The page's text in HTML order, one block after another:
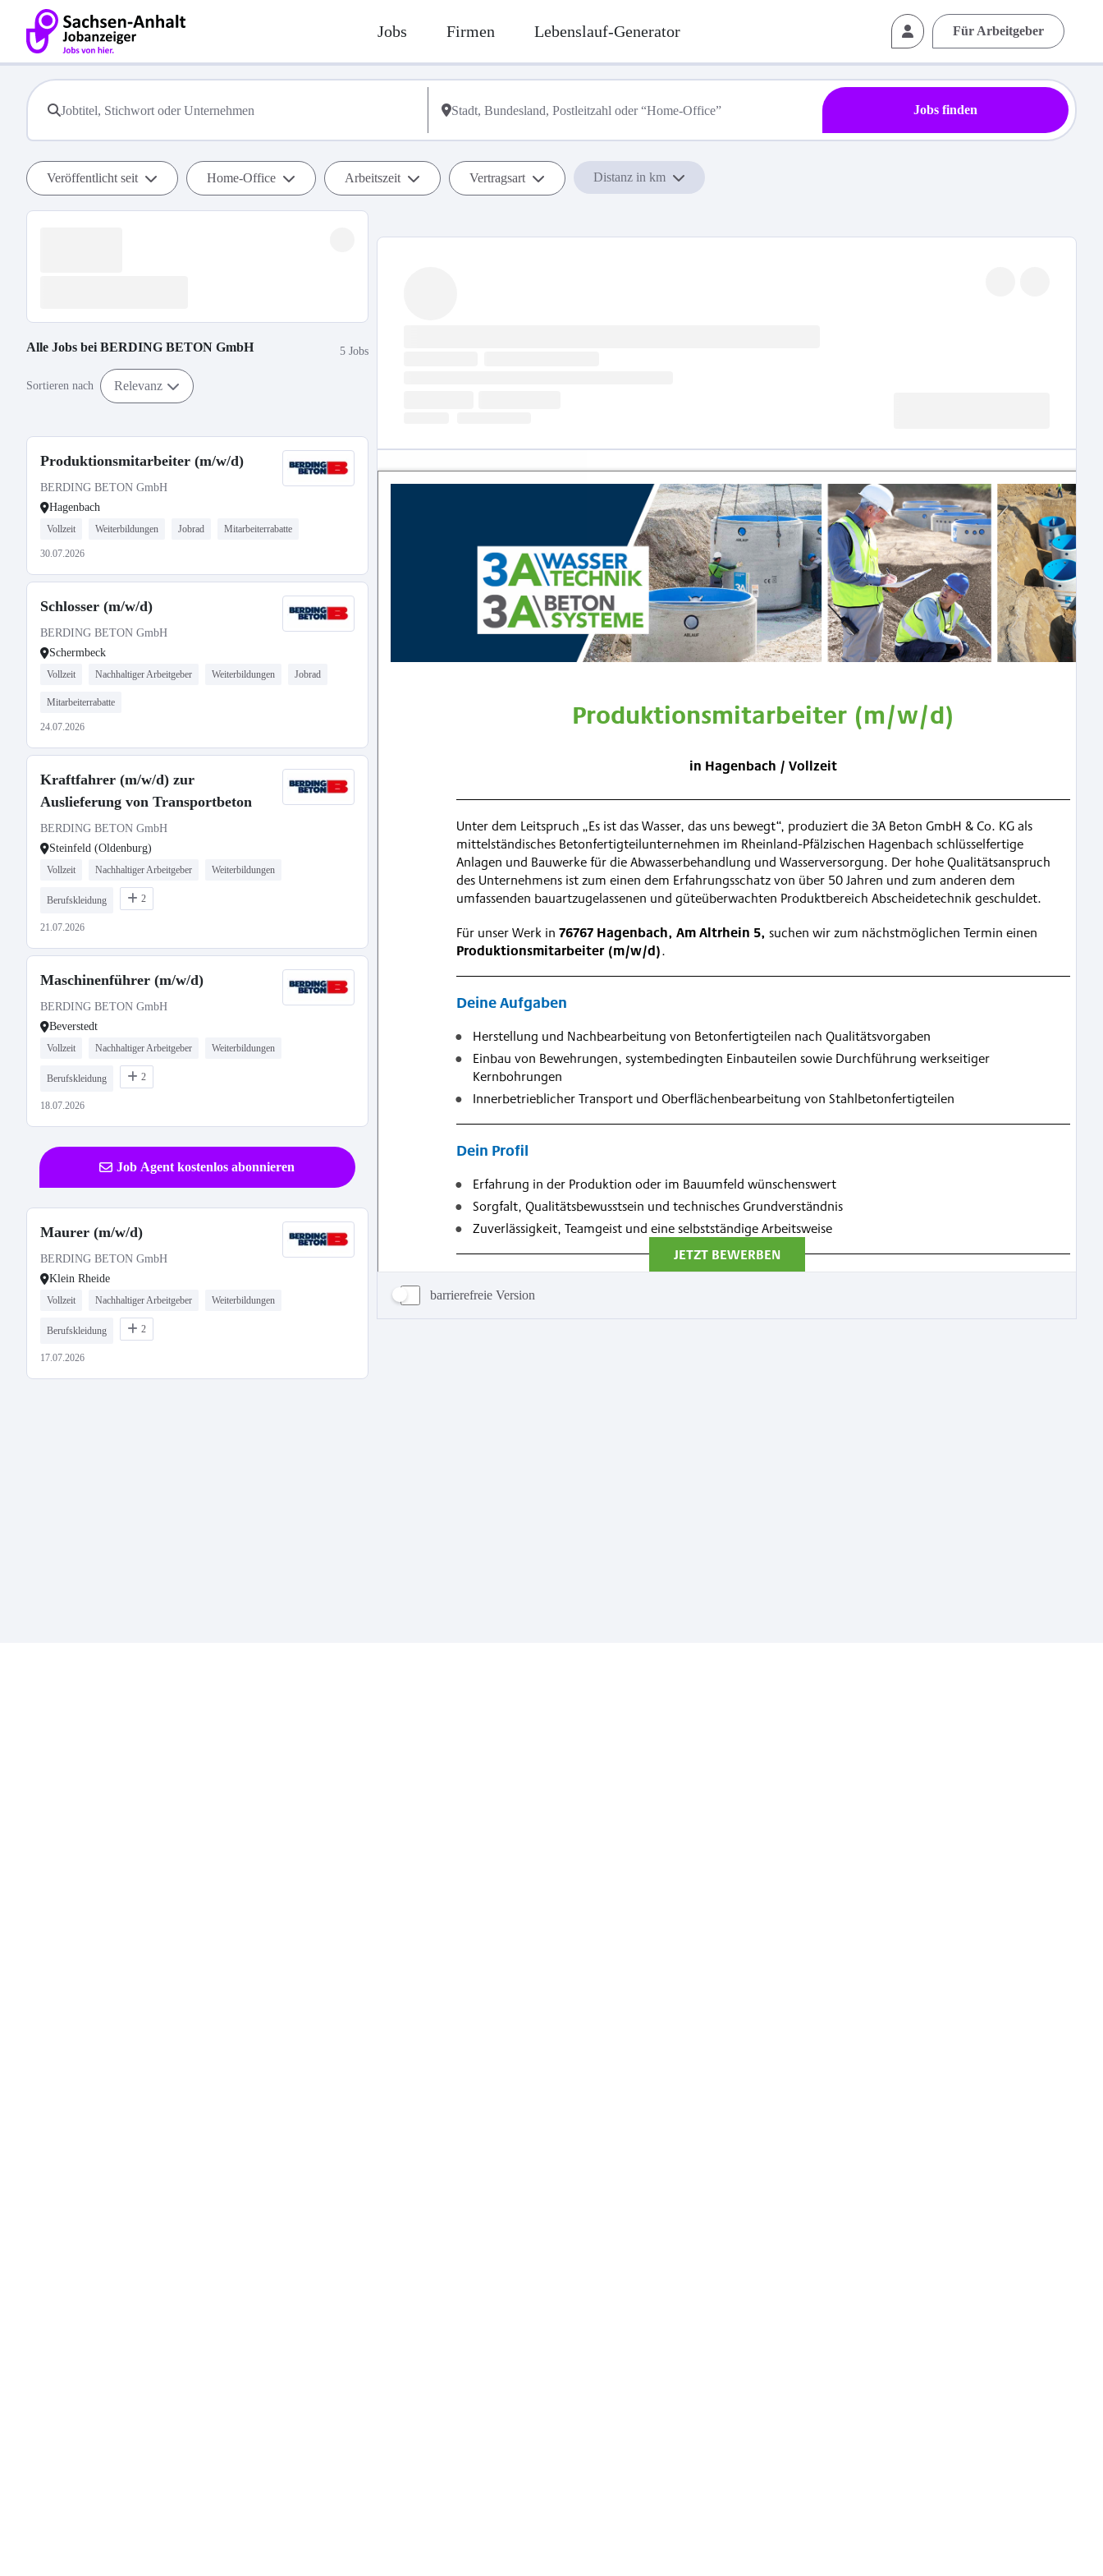
Jobs Firmen Lebenslauf-Generator Für Arbeitgeber
Jobs finden
Veröffentlicht seit Home-Office Arbeitszeit Vertragsart Distanz in km
Alle Jobs bei BERDING BETON GmbH 5 Jobs
Sortieren nach Relevanz
Produktionsmitarbeiter (m/w/d)
BERDING BETON GmbH
Hagenbach
Vollzeit Weiterbildungen Jobrad Mitarbeiterrabatte
30.07.2026
Schlosser (m/w/d)
BERDING BETON GmbH
Schermbeck
Vollzeit Nachhaltiger Arbeitgeber Weiterbildungen Jobrad
Mitarbeiterrabatte
24.07.2026
Kraftfahrer (m/w/d) zur
Auslieferung von Transportbeton
BERDING BETON GmbH
Steinfeld (Oldenburg)
Vollzeit Nachhaltiger Arbeitgeber Weiterbildungen
Berufskleidung 2
21.07.2026
Maschinenführer (m/w/d)
BERDING BETON GmbH
Beverstedt
Vollzeit Nachhaltiger Arbeitgeber Weiterbildungen
Berufskleidung 2
18.07.2026
Job Agent kostenlos abonnieren
Maurer (m/w/d)
BERDING BETON GmbH
Klein Rheide
Vollzeit Nachhaltiger Arbeitgeber Weiterbildungen
Berufskleidung 2
17.07.2026
barrierefreie Version